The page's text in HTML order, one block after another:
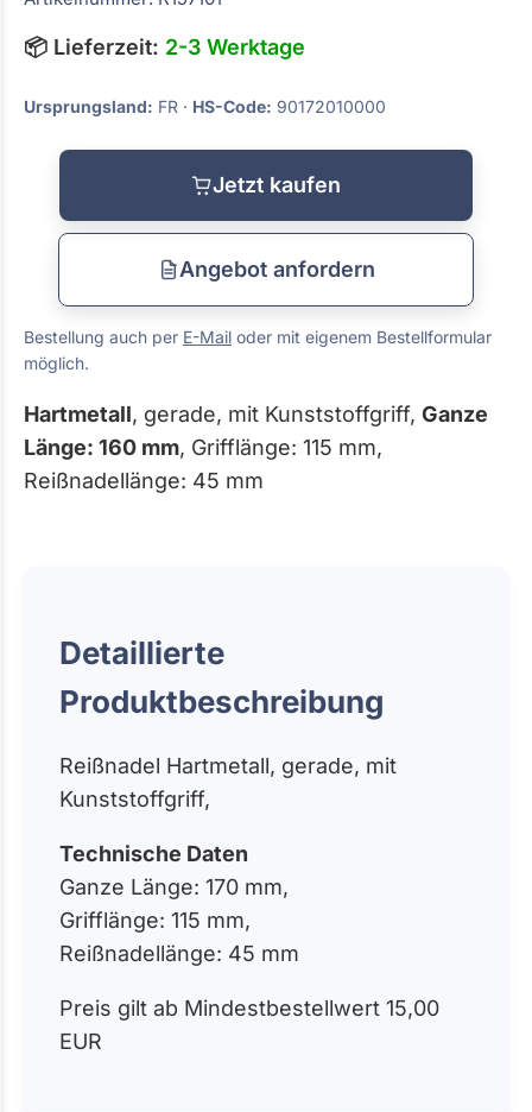
📦 Lieferzeit: 2-3 Werktage
Ursprungsland: FR · HS-Code: 90172010000
Jetzt kaufen
Angebot anfordern
Bestellung auch per E-Mail oder mit eigenem Bestellformular
möglich.
Hartmetall, gerade, mit Kunststoffgriff, Ganze
Länge: 160 mm, Grifflänge: 115 mm,
Reißnadellänge: 45 mm
Detaillierte
Produktbeschreibung
Reißnadel Hartmetall, gerade, mit
Kunststoffgriff,
Technische Daten
Ganze Länge: 170 mm,
Grifflänge: 115 mm,
Reißnadellänge: 45 mm
Preis gilt ab Mindestbestellwert 15,00
EUR